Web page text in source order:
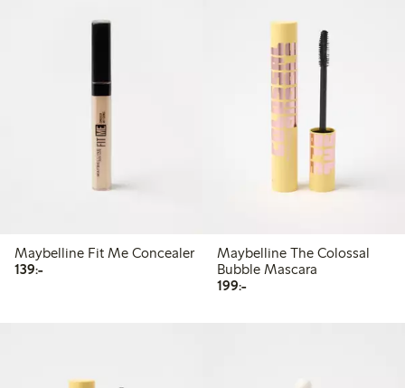
Maybelline Fit Me Concealer
139:-139,00 kr
Maybelline The Colossal
Bubble Mascara
199:-199,00 kr